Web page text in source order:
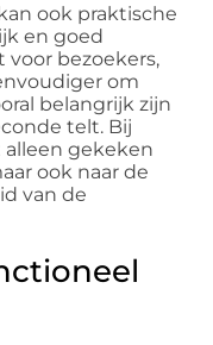
ook praktische
en goed
bezoekers,
om
belangrijk zijn
telt. Bij
gekeken
ook naar de
van de